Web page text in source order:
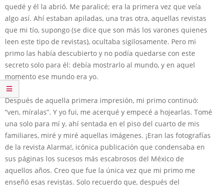
quedé y él la abrió. Me paralicé; era la primera vez que veía
algo así. Ahí estaban apiladas, una tras otra, aquellas revistas
que mi tío, supongo (se dice que son más los varones quienes
leen este tipo de revistas), ocultaba sigilosamente. Pero mi
primo las había descubierto y no podía quedarse con este
secreto solo para él: debía mostrarlo al mundo, y en aquel
momento ese mundo era yo.
Después de aquella primera impresión, mi primo continuó:
“ven, míralas”. Y yo fui, me acerqué y empecé a hojearlas. Tomé
una solo para mí y, ahí sentada en el piso del cuarto de mis
familiares, miré y miré aquellas imágenes. ¡Eran las fotografías
de la revista Alarma!, icónica publicación que condensaba en
sus páginas los sucesos más escabrosos del México de
aquellos años. Creo que fue la única vez que mi primo me
enseñó esas revistas. Solo recuerdo que, después del